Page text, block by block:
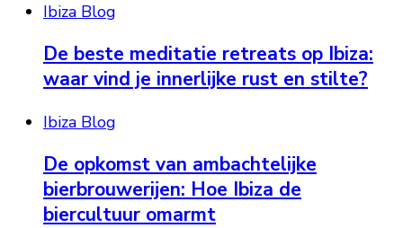
Ibiza Blog
De beste meditatie retreats op Ibiza:
waar vind je innerlijke rust en stilte?
Ibiza Blog
De opkomst van ambachtelijke
bierbrouwerijen: Hoe Ibiza de
biercultuur omarmt